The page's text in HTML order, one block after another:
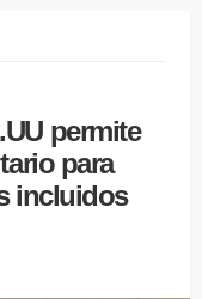
permite
para
incluidos